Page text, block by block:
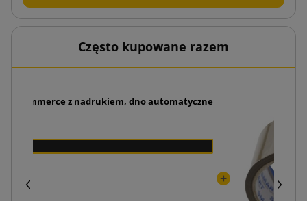
Często kupowane razem
e-commerce z nadrukiem, dno automatyczne